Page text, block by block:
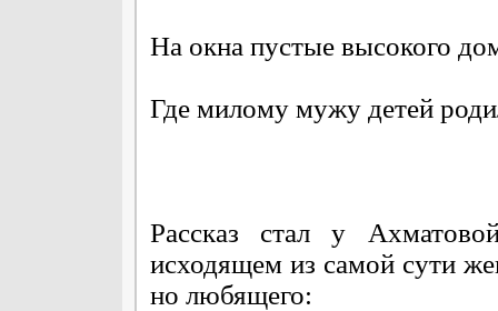
На окна пустые высокого
Где милому мужу детей
Рассказ стал у
исходящем из самой сути
но любящего: